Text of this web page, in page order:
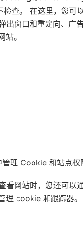
检查。 在这里，您可
出窗口和重定向、广
站。
理 Cookie 和站点权
看网站时，您还可以
理 cookie 和跟踪器。